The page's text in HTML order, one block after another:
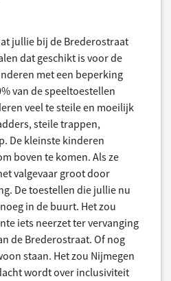
jullie bij de Brederostraat
dat geschikt is voor de
met een beperking
van de speeltoestellen
veel te steile en moeilijk
steile trappen,
De kleinste kinderen
boven te komen. Als ze
valgevaar groot door
De toestellen die jullie nu
in de buurt. Het zou
iets neerzet ter vervanging
de Brederostraat. Of nog
staan. Het zou Nijmegen
wordt over inclusiviteit